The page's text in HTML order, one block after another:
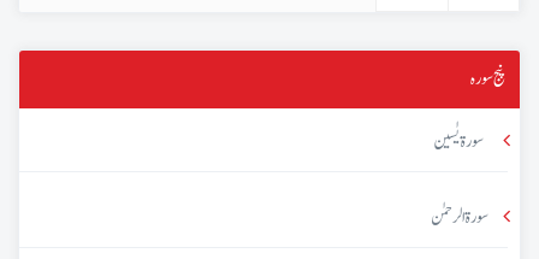
پنج سورہ
سورۃ یٰسین
سورۃ الرحمٰن